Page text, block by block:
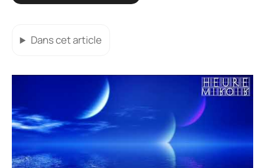
Dans cet article